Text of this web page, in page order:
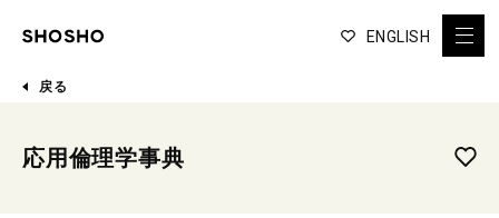
ENGLISH
戻る
応用倫理学事典